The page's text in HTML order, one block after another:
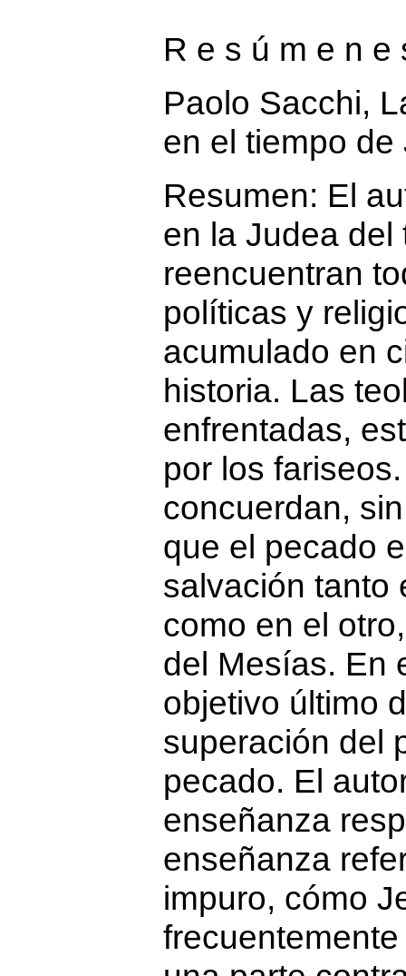
R e s ú m e n e
Paolo Sacchi,
en el tiempo de
Resumen: El
en la Judea
reencuentran
políticas y
acumulado en
historia. Las
enfrentadas,
por los
concuerdan,
que el pecado
salvación tanto
como en el
del Mesías. En
objetivo último
superación del
pecado. El
enseñanza
enseñanza
impuro, cómo